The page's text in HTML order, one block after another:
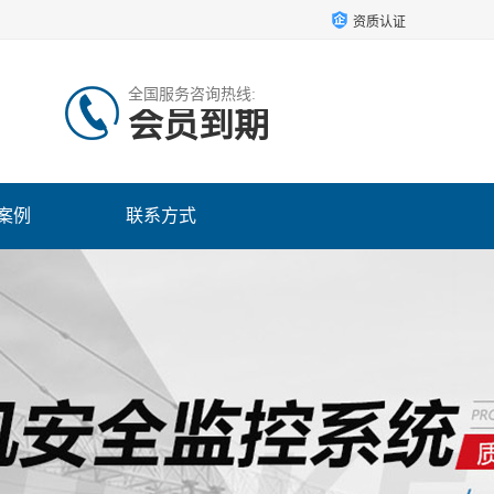
资质认证
全国服务咨询热线:
会员到期
例 联系方式